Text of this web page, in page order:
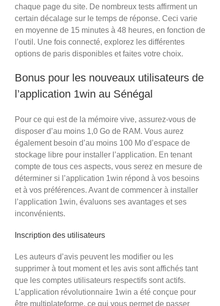
chaque page du site. De nombreux tests affirment un
certain décalage sur le temps de réponse. Ceci varie
en moyenne de 15 minutes à 48 heures, en fonction de
l’outil. Une fois connecté, explorez les différentes
options de paris disponibles et faites votre choix.
Bonus pour les nouveaux utilisateurs de
l’application 1win au Sénégal
Pour ce qui est de la mémoire vive, assurez-vous de
disposer d’au moins 1,0 Go de RAM. Vous aurez
également besoin d’au moins 100 Mo d’espace de
stockage libre pour installer l’application. En tenant
compte de tous ces aspects, vous serez en mesure de
déterminer si l’application 1win répond à vos besoins
et à vos préférences. Avant de commencer à installer
l’application 1win, évaluons ses avantages et ses
inconvénients.
Inscription des utilisateurs
Les auteurs d’avis peuvent les modifier ou les
supprimer à tout moment et les avis sont affichés tant
que les comptes utilisateurs respectifs sont actifs.
L’application révolutionnaire 1win a été conçue pour
être multiplateforme, ce qui vous permet de passer